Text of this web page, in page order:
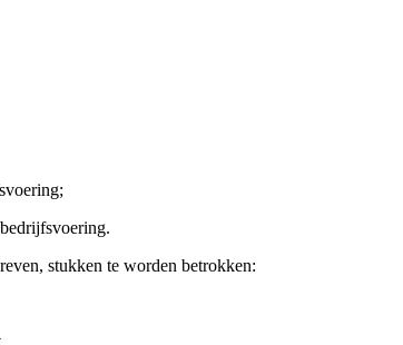
stukken te worden betrokken: